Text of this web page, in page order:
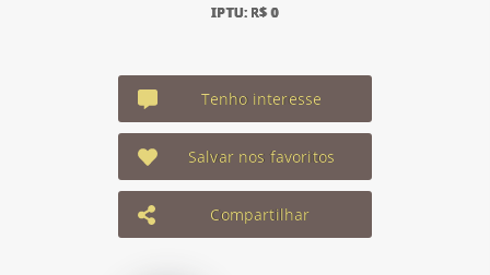
IPTU: R$ 0
Tenho interesse
Salvar nos favoritos
Compartilhar